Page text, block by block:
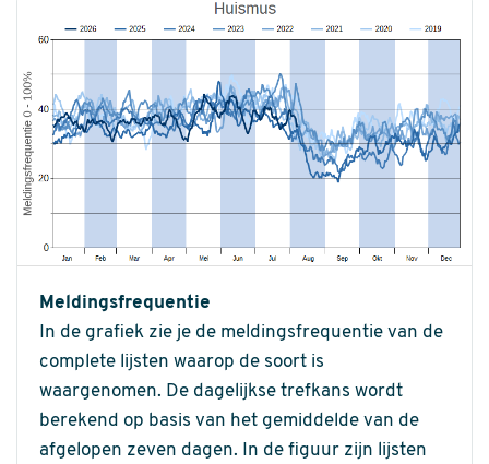
Meldingsfrequentie
In de grafiek zie je de meldingsfrequentie van de
complete lijsten waarop de soort is
waargenomen. De dagelijkse trefkans wordt
berekend op basis van het gemiddelde van de
afgelopen zeven dagen. In de figuur zijn lijsten